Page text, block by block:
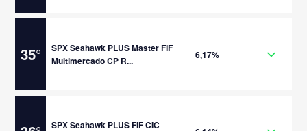
35°
SPX Seahawk PLUS Master FIF
Multimercado CP R...
6,17%
SPX Seahawk PLUS FIF CIC